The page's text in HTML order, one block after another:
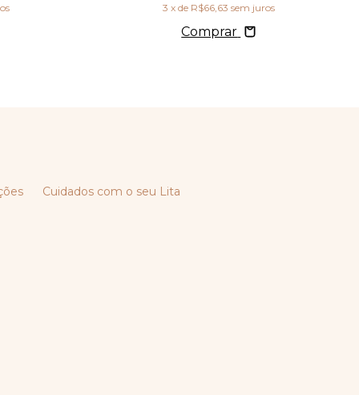
3 x de R$66,63 sem juros
Comprar
Cuidados com o seu Lita